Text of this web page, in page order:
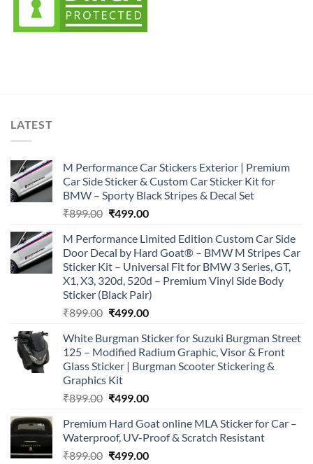
LATEST
M Performance Car Stickers Exterior | Premium
Car Side Sticker & Custom Car Sticker Kit for
BMW – Sporty Black Stripes & Decal Set
₹899.00 Original
was:
₹899.00.
₹499.00Current
is:
₹499.00.
M Performance Limited Edition Custom Car Side
Door Decal by Hard Goat® – BMW M Stripes Car
Sticker Kit – Universal Fit for BMW 3 Series, GT,
X1, X3, 320d, 520d – Premium Vinyl Side Body
Sticker (Black Pair)
₹899.00 Original
was:
₹899.00.
₹499.00Current
is:
₹499.00.
White Burgman Sticker for Suzuki Burgman Street
125 – Modified Radium Graphic, Visor & Front
Glass Sticker | Burgman Scooter Stickering &
Graphics Kit
₹899.00 Original
was:
₹899.00.
₹499.00Current
is:
₹499.00.
Premium Hard Goat online MLA Sticker for Car –
Waterproof, UV-Proof & Scratch Resistant
₹899.00 Original
₹499.00Current